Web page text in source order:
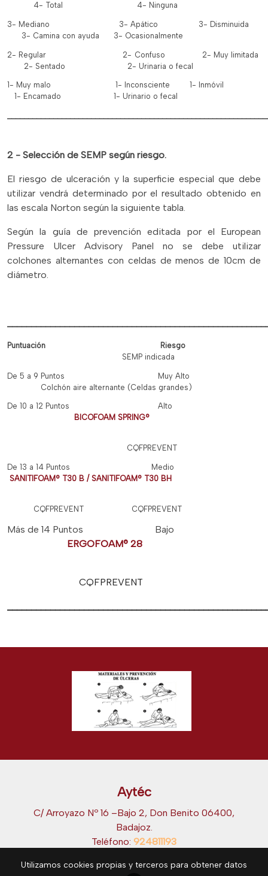
4- Total 4- Ninguna
3- Mediano 3- Apático 3- Disminuida
3- Camina con ayuda 3- Ocasionalmente
2- Regular 2- Confuso 2- Muy limitada
2- Sentado 2- Urinaria o fecal
1- Muy malo 1- Inconsciente 1- Inmóvil
1- Encamado 1- Urinario o fecal
2 - Selección de SEMP según riesgo.
El riesgo de ulceración y la superficie especial que debe
utilizar vendrá determinado por el resultado obtenido en
las escala Norton según la siguiente tabla.
Según la guía de prevención editada por el European
Pressure Ulcer Advisory Panel no se debe utilizar
colchones alternantes con celdas de menos de 10cm de
diámetro.
Puntuación Riesgo
SEMP indicada
De 5 a 9 Puntos Muy Alto
Colchón aire alternante (Celdas grandes)
De 10 a 12 Puntos Alto
BICOFOAM SPRING®
CQFPREVENT
De 13 a 14 Puntos Medio
SANITIFOAM® T30 B / SANITIFOAM® T30 BH
CQFPREVENT CQFPREVENT
Más de 14 Puntos Bajo
ERGOFOAM® 28
CQFPREVENT
Aytéc
C/ Arroyazo Nº 16 –Bajo 2, Don Benito 06400,
Badajoz.
Teléfono: 924811193
Utilizamos cookies propias y terceros para obtener datos